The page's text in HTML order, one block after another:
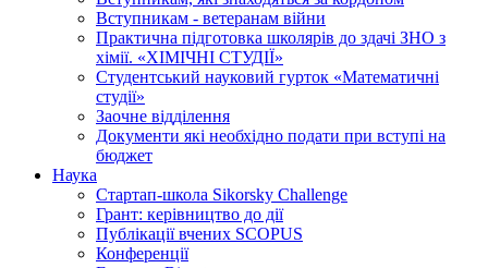
Вступникам - ветеранам війни
Практична підготовка школярів до здачі ЗНО з
хімії. «ХІМІЧНІ СТУДІЇ»
Студентський науковий гурток «Математичні
студії»
Заочне відділення
Документи які необхідно подати при вступі на
бюджет
Наука
Стартап-школа Sikorsky Challenge
Грант: керівництво до дії
Публікації вчених SCOPUS
Конференції